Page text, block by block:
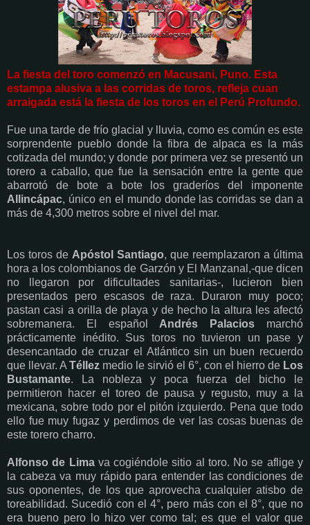
La fiesta del toro comenzó en Macusani, Puno. Esta
estampa alusiva a las corridas de toros, refleja cuan
arraigada está la fiesta de los toros en el Perú Profundo.
Fue una tarde de frío glacial y lluvia, como es común es este
sorprendente pueblo donde la fibra de alpaca es la más
cotizada del mundo; y donde por primera vez se presentó un
torero a caballo, que fue la sensación entre la gente que
abarrotó de bote a bote los graderíos del imponente
Allincápac, único en el mundo donde las corridas se dan a
más de 4,300 metros sobre el nivel del mar.
Los toros de Apóstol Santiago, que reemplazaron a última
hora a los colombianos de Garzón y El Manzanal,-que dicen
no llegaron por dificultades sanitarias-, lucieron bien
presentados pero escasos de raza. Duraron muy poco;
pastan casi a orilla de playa y de hecho la altura les afectó
sobremanera. El español Andrés Palacios marchó
prácticamente inédito. Sus toros no tuvieron un pase y
desencantado de cruzar el Atlántico sin un buen recuerdo
que llevar. A Téllez medio le sirvió el 6°, con el hierro de Los
Bustamante. La nobleza y poca fuerza del bicho le
permitieron hacer el toreo de pausa y regusto, muy a la
mexicana, sobre todo por el pitón izquierdo. Pena que todo
ello fue muy fugaz y perdimos de ver las cosas buenas de
este torero charro.
Alfonso de Limava cogiéndole sitio al toro. No se aflige y
la cabeza va muy rápido para entender las condiciones de
sus oponentes, de los que aprovecha cualquier atisbo de
toreabilidad. Sucedió con el 4°, pero más con el 8°, que no
era bueno pero lo hizo ver como tal; es que el valor que